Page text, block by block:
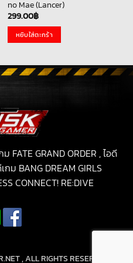
no Mae (Lancer)
299.00฿
หยิบใส่ตะกร้า
FATE GRAND ORDER , ไอดี
กม BANG DREAM GIRLS
CONNECT! RE:DIVE
, ALL RIGHTS RESERVED.